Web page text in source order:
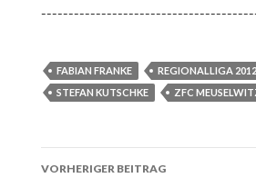
FABIAN FRANKE
REGIONALLIGA
STEFAN KUTSCHKE
ZFC
Beitrags-
VORHERIGER BEITRAG